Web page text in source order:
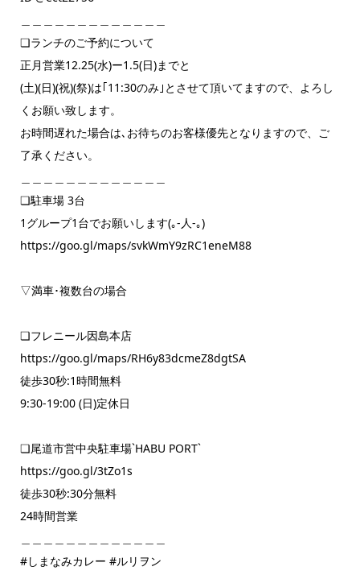
❏ランチのご予約について
正月営業12.25(水)ー1.5(日)までと
(土)(日)(祝)(祭)は｢11:30のみ｣とさせて頂いてますので、よろし
くお願い致します。
お時間遅れた場合は､お待ちのお客様優先となりますので、ご
了承ください。
❏駐車場 3台
1グループ1台でお願いします(｡-人-｡)
https://goo.gl/maps/svkWmY9zRC1eneM88
▽満車･複数台の場合
❏フレニール因島本店
https://goo.gl/maps/RH6y83dcmeZ8dgtSA
徒歩30秒:1時間無料
9:30‐19:00 (日)定休日
❏尾道市営中央駐車場`HABU PORT`
https://goo.gl/3tZo1s
徒歩30秒:30分無料
24時間営業
#しまなみカレー #ルリヲン